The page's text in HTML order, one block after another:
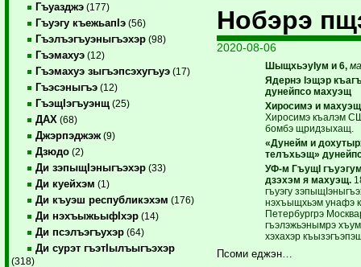
Гъуазджэ (177)
Гъуэгу къежьапIэ (56)
Гъэлъэгъуэныгъэхэр (98)
Гъэмахуэ (12)
Гъэмахуэ зыгъэпсэхугъуэ (17)
Гъэсэныгъэ (12)
ГъэщIэгъуэнщ (25)
ДАХ (68)
Джэрпэджэж (9)
Дзюдо (2)
Ди зэпыщIэныгъэхэр (33)
Ди куейхэм (1)
Ди къуэш республикэхэм (176)
Ди нэхъыжьыфIхэр (14)
Ди псэлъэгъухэр (64)
Ди сурэт гъэтIылъыгъэхэр
(318)
Нобэрэ
2020-08-06
ШыщхьэуIум и 6,
Ядернэ Iэщэр
дунейпсо махуэщ
Хиросимэ и
Хиросимэ къалэм
бомбэ щридзыхащ.
«Дунейм и
телъхьэщ»
УФ-м ГъущI
дзэхэм я махуэщ.
гъуэгу
нэхъыщхьэм унафэ
Петербургрэ
гъэлэжьэнымрэ
хэхахэр
Псоми еджэн…